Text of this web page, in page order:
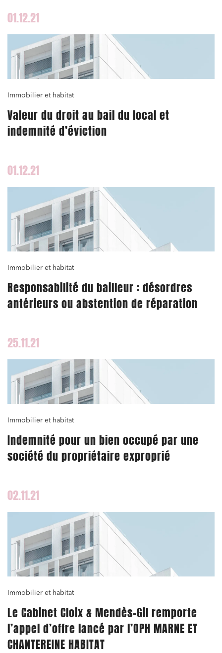
01.12.21
Immobilier et habitat
Valeur du droit au bail du local et
indemnité d’éviction
01.12.21
Immobilier et habitat
Responsabilité du bailleur : désordres
antérieurs ou abstention de réparation
25.11.21
Immobilier et habitat
Indemnité pour un bien occupé par une
société du propriétaire exproprié
02.11.21
Immobilier et habitat
Le Cabinet Cloix & Mendès-Gil remporte
l’appel d’offre lancé par l’OPH MARNE ET
CHANTEREINE HABITAT
Relations commerciales et contrats
Associations et acteurs de l’économie sociale et
solidaire